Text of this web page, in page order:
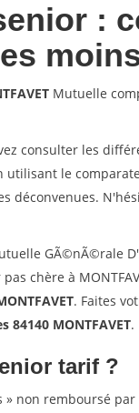
:
Mutuelle
consulter les
utilisant le
déconvenues.
GÃ©nÃ©rale
chère à
. Faites
MONTFAVET.
tarif ?
non remboursé